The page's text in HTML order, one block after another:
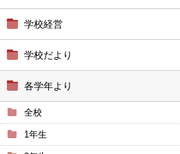
学校経営
学校だより
各学年より
全校
1年生